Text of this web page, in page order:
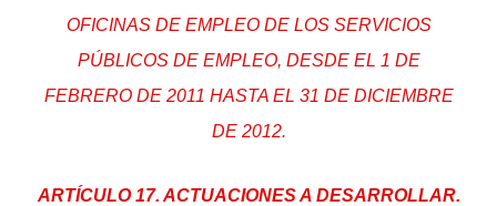
OFICINAS DE EMPLEO DE LOS SERVICIOS
PÚBLICOS DE EMPLEO, DESDE EL 1 DE
FEBRERO DE 2011 HASTA EL 31 DE DICIEMBRE
DE 2012.
ARTÍCULO 17. ACTUACIONES A DESARROLLAR.